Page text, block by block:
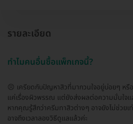
รายละเอียด
ทำไมคนอื่นซื้อแพ็กเกจนี้?
😣 เครียดกับปัญหาสิวที่มากวนใจอยู่บ่อยๆ หรือ
แค่เรื่องผิวพรรณ แต่ยังส่งผลต่อความมั่นใจแ
หากคุณรู้สึกว่าครีมทาสิวต่างๆ อาจยังไม่ช่วย
อาจถึงเวลาลองวิธีดูแลแล้วค่ะ